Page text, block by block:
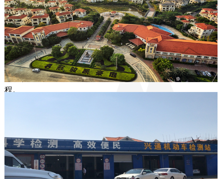
城商场、高尚住宅小区、政府办公大楼，还有周边公共配套
建设完善，明星公园、五邑华侨广场、华侨博物馆、江门保
利体育中心等近在咫尺。
       酒店交通十分便利，距外海港澳码头只需15分钟，距新
会、鹤山、中山、古镇25分钟车程，距广州佛山80分钟车
程。
东莞市寮步名冠金凯悦大酒店有限公
司，是名冠金凯悦酒店集团下辖企业，前
身是一家涉外四星级商务型酒店，亦是中